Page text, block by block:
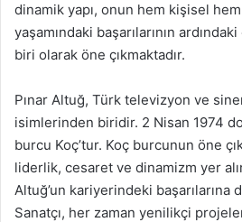
dinamik yapı, onun hem kişisel
yaşamındaki başarılarının
biri olarak öne çıkmaktadır.
Pınar Altuğ, Türk televizyon ve
isimlerinden biridir. 2 Nisan 1974
burcu Koç’tur. Koç burcunun öne
liderlik, cesaret ve dinamizm yer
Altuğ’un kariyerindeki başarılarına
Sanatçı, her zaman yenilikçi